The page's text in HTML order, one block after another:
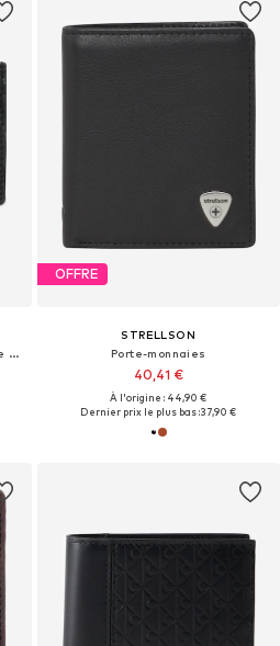
Porte-monnaies 'Signature Plaque Card'
OFFRE
STRELLSON
Porte-monnaies
40,41 €
À l'origine : 44,90 €
Dernier prix le plus bas :37,90 €